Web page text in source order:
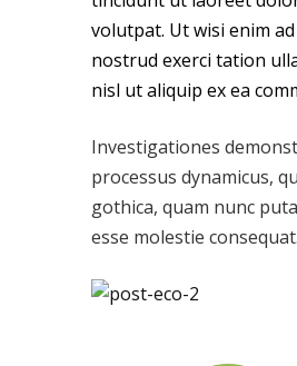
volutpat. Ut wisi enim
nostrud exerci tation
nisl ut aliquip ex ea
Investigationes
processus dynamicus,
gothica, quam nunc
esse molestie consequat.